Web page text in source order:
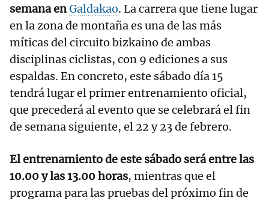
semana enGaldakao. La carrera que tiene lugar
en la zona de montaña es una de las más
míticas del circuito bizkaino de ambas
disciplinas ciclistas, con 9 ediciones a sus
espaldas. En concreto, este sábado día 15
tendrá lugar el primer entrenamiento oficial,
que precederá al evento que se celebrará el fin
de semana siguiente, el 22 y 23 de febrero.
El entrenamiento de este sábado será entre las
10.00 y las 13.00 horas, mientras que el
programa para las pruebas del próximo fin de